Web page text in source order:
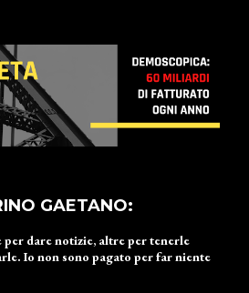
GAETANO:
per dare notizie, altre per tenerle
Io non sono pagato per far niente